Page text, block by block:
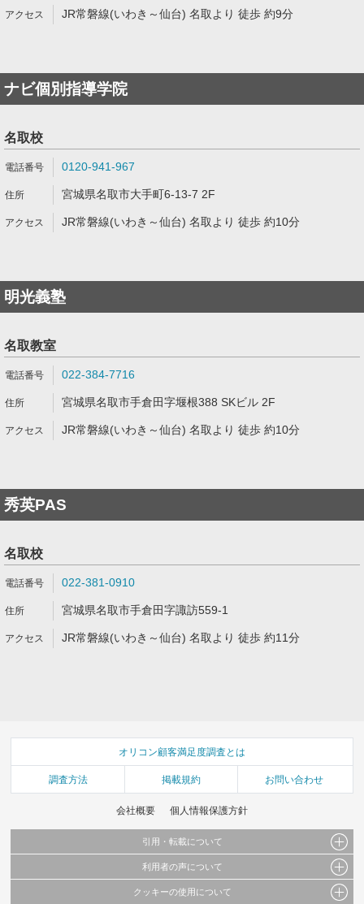
JR常磐線(いわき～仙台) 名取より 徒歩 約9分
ナビ個別指導学院
名取校
0120-941-967
宮城県名取市大手町6-13-7 2F
JR常磐線(いわき～仙台) 名取より 徒歩 約10分
明光義塾
名取教室
022-384-7716
宮城県名取市手倉田字堰根388 SKビル 2F
JR常磐線(いわき～仙台) 名取より 徒歩 約10分
秀英PAS
名取校
022-381-0910
宮城県名取市手倉田字諏訪559-1
JR常磐線(いわき～仙台) 名取より 徒歩 約11分
オリコン顧客満足度調査とは
調査方法 掲載規約 お問い合わせ
会社概要 個人情報保護方針
引用・転載について
当サイトで公開されている情報（文字、写真、イラスト、画像データ等）及びこれらの配
これらの情報を権利者の許可なく無断転載・複製などの二次利用を行うことは固く禁じて
利用者の声について
当サイトに掲載している内容はすべてサービスの利用者が提出された見解・感想です。
クッキーの使用について